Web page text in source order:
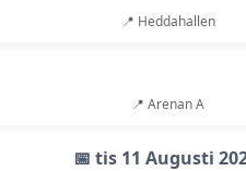
📍 Heddahallen
📍 Arenan A
📅 tis 11 Augusti